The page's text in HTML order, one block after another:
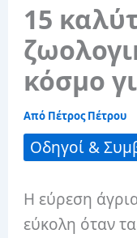
15
κόσμο
Από Πέτρος Πέτρου
Οδηγοί &
Η εύρεση
εύκολη όταν